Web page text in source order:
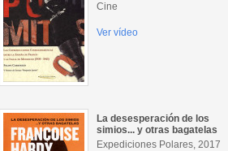
Cine
Ver vídeo
La desesperación de los
simios... y otras bagatelas
Expediciones Polares, 2017